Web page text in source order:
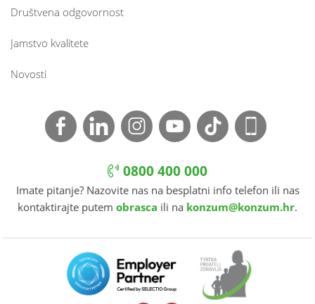
Društvena odgovornost
Jamstvo kvalitete
Novosti
0800 400 000
Imate pitanje? Nazovite nas na besplatni info telefon ili nas
kontaktirajte putem obrasca ili na konzum@konzum.hr.